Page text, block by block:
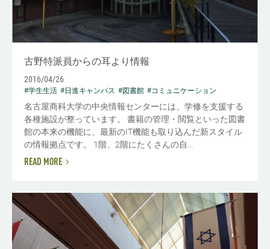
古野特派員からの耳より情報
2016/04/26
#学生生活 #日進キャンパス #図書館 #コミュニケーション
名古屋商科大学の中央情報センターには、学修を支援する
各種施設が整っています。 書籍の管理・閲覧といった図書
館の本来の機能に、最新のIT機能も取り込んだ新スタイル
の情報拠点です。 1階、2階にたくさんの自...
READ MORE